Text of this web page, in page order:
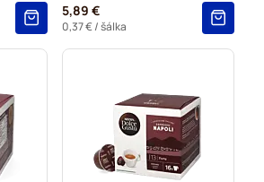
5,89 €
0,37 €/ šálka